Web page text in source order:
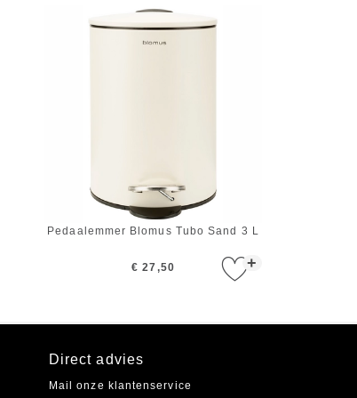
+
Pedaalemmer Blomus Tubo Sand 3 L
€ 27,50
Direct advies
Mail onze klantenservice